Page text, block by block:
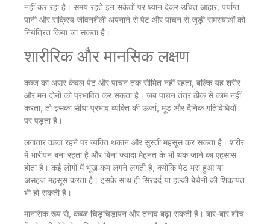
नहीं कर रहा है। समय रहते इन संकेतों पर ध्यान देकर उचित आहार, पर्याप्त
पानी और सक्रिय जीवनशैली अपनाने से पेट और पाचन से जुड़ी समस्याओं को
नियंत्रित किया जा सकता है।
शारीरिक और मानसिक लक्षण
कब्ज का असर केवल पेट और पाचन तक सीमित नहीं रहता, बल्कि यह शरीर
और मन दोनों को प्रभावित कर सकता है। जब पाचन तंत्र ठीक से काम नहीं
करता, तो इसका सीधा प्रभाव व्यक्ति की ऊर्जा, मूड और दैनिक गतिविधियों
पर पड़ता है।
लगातार कब्ज रहने पर व्यक्ति थकान और सुस्ती महसूस कर सकता है। शरीर
में भारीपन बना रहता है और बिना ज्यादा मेहनत के भी थक जाने का एहसास
होता है। कई लोगों में भूख कम लगने लगती है, क्योंकि पेट भरा हुआ या
असहज महसूस करता है। इसके साथ ही सिरदर्द या हल्की बेचैनी की शिकायत
भी हो सकती है।
मानसिक रूप से, कब्ज चिड़चिड़ापन और तनाव बढ़ा सकती है। बार-बार शौच